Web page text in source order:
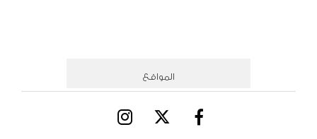
المواقع